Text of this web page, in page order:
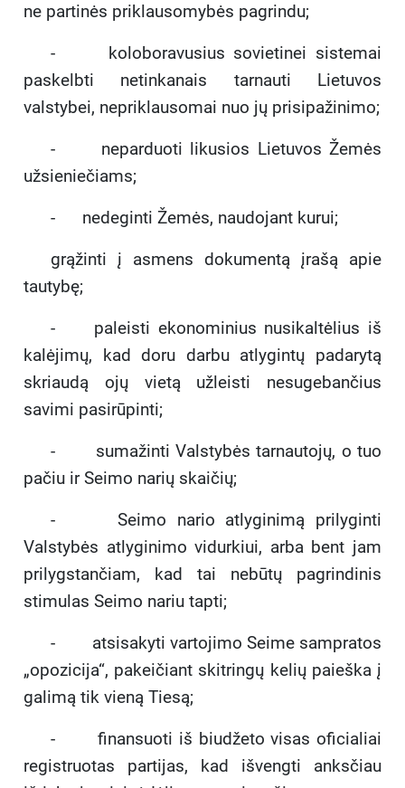
ne partinės priklausomybės pagrindu;
- koloboravusius sovietinei sistemai
paskelbti netinkanais tarnauti Lietuvos
valstybei, nepriklausomai nuo jų prisipažinimo;
- neparduoti likusios Lietuvos Žemės
užsieniečiams;
- nedeginti Žemės, naudojant kurui;
grąžinti į asmens dokumentą įrašą apie
tautybę;
- paleisti ekonominius nusikaltėlius iš
kalėjimų, kad doru darbu atlygintų padarytą
skriaudą ojų vietą užleisti nesugebančius
savimi pasirūpinti;
- sumažinti Valstybės tarnautojų, o tuo
pačiu ir Seimo narių skaičių;
- Seimo nario atlyginimą prilyginti
Valstybės atlyginimo vidurkiui, arba bent jam
prilygstančiam, kad tai nebūtų pagrindinis
stimulas Seimo nariu tapti;
- atsisakyti vartojimo Seime sampratos
„opozicija“, pakeičiant skitringų kelių paieška į
galimą tik vieną Tiesą;
- finansuoti iš biudžeto visas oficialiai
registruotas partijas, kad išvengti anksčiau